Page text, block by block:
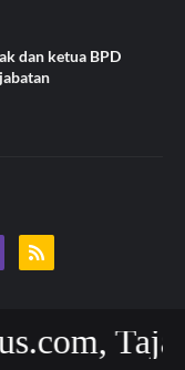
dan ketua BPD
Tajam